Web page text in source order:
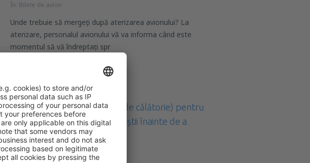
În: Bilete de avion
Unde trebuie să mergeți după aterizarea avionului? La
aterizare, personalul avionului vă va informa când este
momentul să vă îndreptați spr
ETA (autorizația electronică de călătorie) pentru
Marea Britanie: ce trebuie să știi înainte de a
călători
În:Bilete de avion